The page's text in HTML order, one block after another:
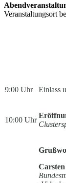
Veranstaltungsort
9:00 Uhr Einlass
10:00 Uhr